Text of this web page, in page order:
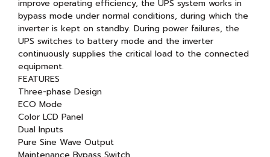
improve operating efficiency, the UPS system works in
bypass mode under normal conditions, during which the
inverter is kept on standby. During power failures, the
UPS switches to battery mode and the inverter
continuously supplies the critical load to the connected
equipment.
FEATURES
Three-phase Design
ECO Mode
Color LCD Panel
Dual Inputs
Pure Sine Wave Output